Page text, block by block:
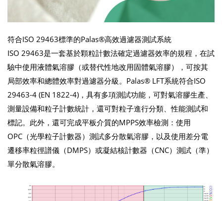
符合ISO 29463標準的Palas®高效過濾器測試系統
ISO 29463是一套基於顆粒計數法確定過濾器效率的規程，在試
驗中使用液體氣溶膠（或替代性地改用固體氣溶膠），可按其
局部效率和總體效率對過濾器分級。Palas® LFT系統符合ISO
29463-4 (EN 1822-4)，具有多項測試功能，可對氣溶膠生產、
測量設備和粒子計數統計，還可對粒子進行分類、性能測試和
標記。此外，還可完成平板介質的MPPS效率檢測：使用
OPC（光學粒子計數器）測試多分散氣溶膠，以及使用差分電
遷移率粒徑譜儀（DMPS）或凝結核計數器（CNC）測試（準）
單分散氣溶膠。